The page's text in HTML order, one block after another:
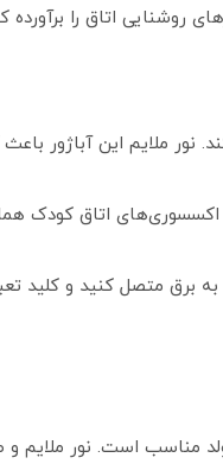
نور ملایم این آباژور
اکسسوری‌های اتاق کودک
برق متصل کنید و کلید
مناسب است. نور ملایم